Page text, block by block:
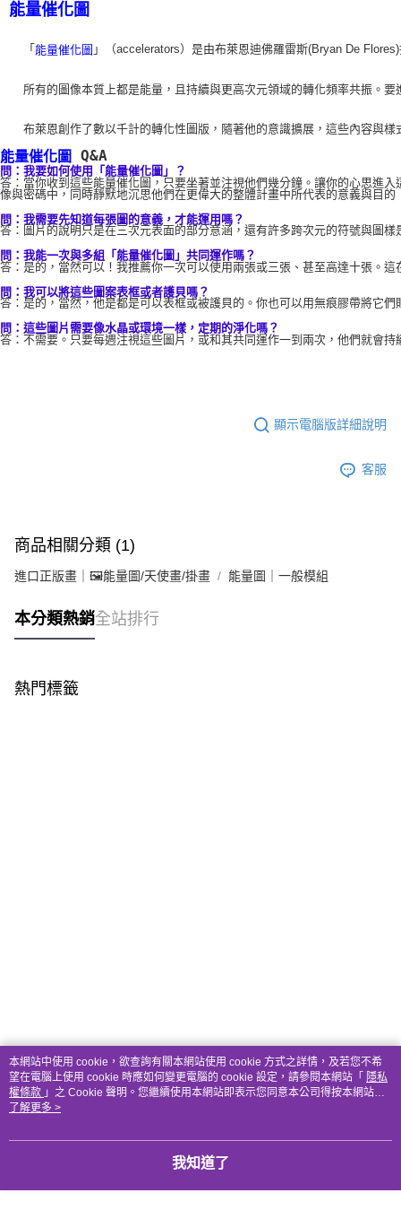
能量催化圖
「 能量催化圖 」（accelerators）是由布萊恩迪佛羅雷斯(Bryan De
所有的圖像本質上都是能量，且持續與更高次元領域的轉化頻率共振。要
布萊恩創作了數以千計的轉化性圖版，隨著他的意識擴展，這些內容與樣
能量催化圖 Q&A
問：我要如何使用「能量催化圖」？
答：當你收到這些能量催化圖，只要坐著並注視他們幾分鐘。讓你的心思進
像與密碼中，同時靜默地沉思他們在更偉大的整體計畫中所代表的意義與目
問：我需要先知道每張圖的意義，才能運用嗎？
答：圖片的說明只是在三次元表面的部分意涵，還有許多跨次元的符號與圖
問：我能一次與多組「能量催化圖」共同運作嗎？
答：是的，當然可以！我推薦你一次可以使用兩張或三張、甚至高達十張。
問：我可以將這些圖案表框或者護貝嗎？
答：是的，當然，他是都是可以表框或被護貝的。你也可以用無痕膠帶將它
問：這些圖片需要像水晶或環境一樣，定期的淨化嗎？
答：不需要。只要每週注視這些圖片，或和其共同運作一到兩次，他們就會
顯示電腦版詳細說明
客服
商品相關分類 (1)
進口正版畫｜🖼️能量圖/天使畫/掛畫 能量圖｜一般模組
本分類熱銷全站排行
熱門標籤
本網站中使用 cookie，欲查詢有關本網站使用 cookie 方式之詳情，及若您不希
望在電腦上使用 cookie 時應如何變更電腦的 cookie 設定，請參閱本網站「 隱私
權條款 」之 Cookie 聲明。您繼續使用本網站即表示您同意本公司得按本網站使
用條款之 Cookie 聲明使用 cookie。
了解更多 >
我知道了